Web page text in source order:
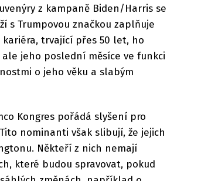
z kampaně Biden/Harris se
s Trumpovou značkou zaplňuje
trvající přes 50 let, ho
jeho poslední měsíce ve funkci
o jeho věku a slabým
Kongres pořádá slyšení pro
nominanti však slibují, že jejich
Někteří z nich nemají
které budou spravovat, pokud